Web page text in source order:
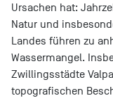
Ursachen hat:
Natur und
Landes führen zu
Wassermangel.
Zwillingsstädte
topografischen